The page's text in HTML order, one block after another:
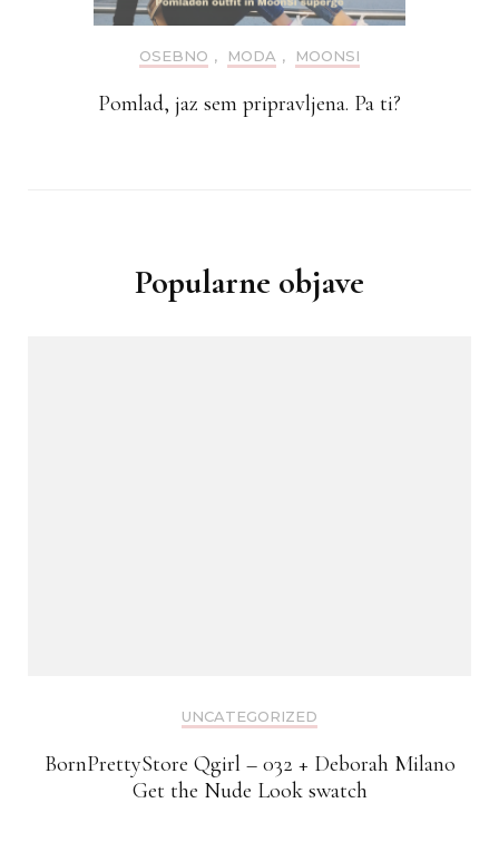
OSEBNO , MODA , MOONSI
Pomlad, jaz sem pripravljena. Pa ti?
Popularne objave
UNCATEGORIZED
BornPrettyStore Qgirl – 032 + Deborah Milano
Get the Nude Look swatch